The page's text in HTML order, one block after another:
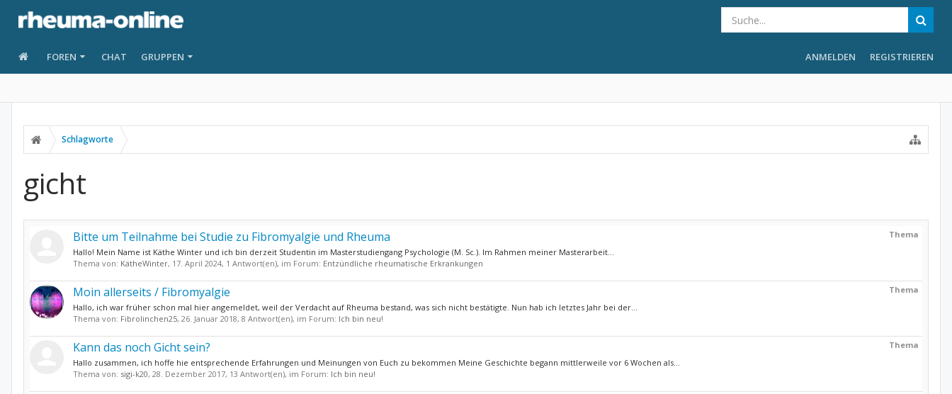
FOREN CHAT GRUPPEN ANMELDEN REGISTRIEREN
Schlagworte
gicht
Thema
Bitte um Teilnahme bei Studie zu Fibromyalgie und Rheuma
Hallo! Mein Name ist Käthe Winter und ich bin derzeit Studentin im Masterstudiengang Psychologie (M. Sc.). Im Rahmen meiner Masterarbeit...
Thema von: KätheWinter, 17. April 2024, 1 Antwort(en), im Forum: Entzündliche rheumatische Erkrankungen
Thema
Moin allerseits / Fibromyalgie
Hallo, ich war früher schon mal hier angemeldet, weil der Verdacht auf Rheuma bestand, was sich nicht bestätigte. Nun hab ich letztes Jahr bei der...
Thema von: Fibrolinchen25, 26. Januar 2018, 8 Antwort(en), im Forum: Ich bin neu!
Thema
Kann das noch Gicht sein?
Hallo zusammen, ich hoffe hie entsprechende Erfahrungen und Meinungen von Euch zu bekommen Meine Geschichte begann mittlerweile vor 6 Wochen als...
Thema von: sigi-k20, 28. Dezember 2017, 13 Antwort(en), im Forum: Ich bin neu!